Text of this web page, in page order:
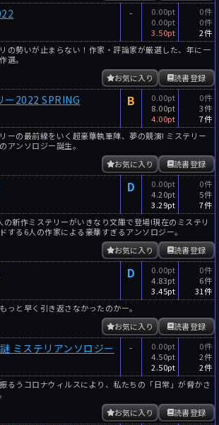
-
0.00pt
0.00pt
3.50pt
0件
0件
2件
の勢いが止まらない！作家・評論家が厳選した、年に一
選。
読書登録
お気に入り
ー2022 SPRING B
0.00pt
8.00pt
4.00pt
0件
3件
7件
ーの最前線をいく超豪華執筆陣、夢の競演! ミステリー
アンソロジー誕生。
読書登録
お気に入り
D
0.00pt
4.20pt
3.29pt
0件
5件
7件
の新作ミステリーがいきなり文庫で登場!現在のミステリ
する6人の作家による豪華すぎるアンソロジー。
読書登録
お気に入り
D
0.00pt
4.83pt
3.45pt
0件
6件
31件
っと早く引き返さなかったのかー。
読書登録
お気に入り
ミステリアンソロジー -
0.00pt
4.50pt
2.50pt
0件
2件
2件
るうコロナウィルスにより、私たちの「日常」が脅かさ
読書登録
お気に入り